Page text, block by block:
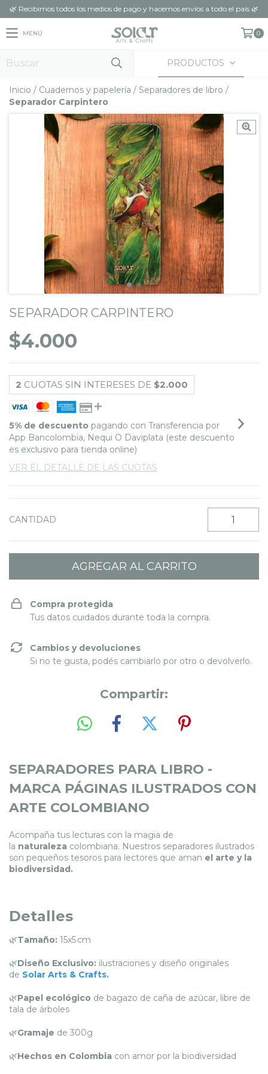
🌿 Recibimos todos los medios de pago y hacemos envíos a todo el país 🌿
MENÚ 0
PRODUCTOS
Inicio / Cuadernos y papelería / Separadores de libro /
Separador Carpintero
SEPARADOR CARPINTERO
$4.000
2 CUOTAS SIN INTERESES DE $2.000
5% de descuento pagando con Transferencia por
App Bancolombia, Nequi O Daviplata (este descuento
es exclusivo para tienda online)
VER EL DETALLE DE LAS CUOTAS
CANTIDAD
Compra protegida
Tus datos cuidados durante toda la compra.
Cambios y devoluciones
Si no te gusta, podés cambiarlo por otro o devolverlo.
Compartir:
SEPARADORES PARA LIBRO -
MARCA PÁGINAS ILUSTRADOS CON
ARTE COLOMBIANO
Acompaña tus lecturas con la magia de
la naturaleza colombiana. Nuestros separadores ilustrados
son pequeños tesoros para lectores que aman el arte y la
biodiversidad.
Detalles
🌿Tamaño: 15x5 cm
🌿Diseño Exclusivo: ilustraciones y diseño originales
de Solar Arts & Crafts.
🌿Papel ecológico de bagazo de caña de azúcar, libre de
tala de árboles
🌿Gramaje de 300g
🌿Hechos en Colombia con amor por la biodiversidad